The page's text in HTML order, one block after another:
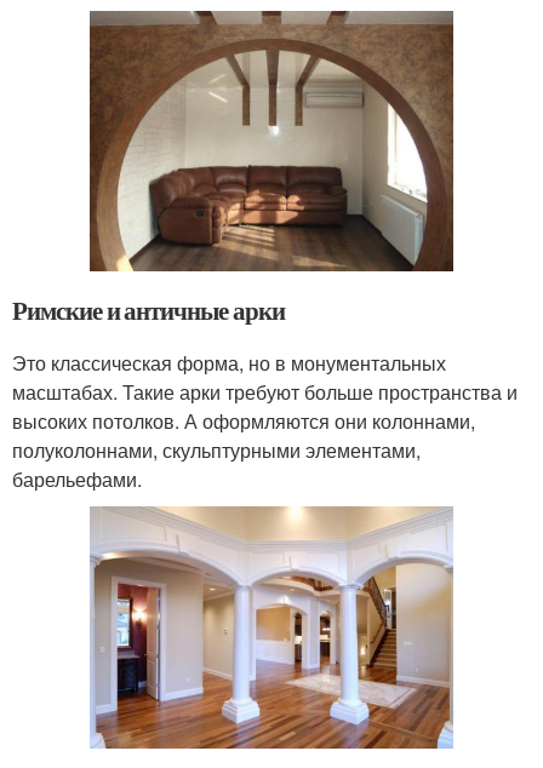
Римские и античные арки
Это классическая форма, но в монументальных
масштабах. Такие арки требуют больше пространства и
высоких потолков. А оформляются они колоннами,
полуколоннами, скульптурными элементами,
барельефами.